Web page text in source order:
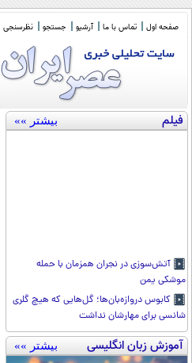
صفحه اول تماس با ما آرشیو جستجو نظرسنجی
فیلم بیشتر »»
آتش‌سوزی در نجران همزمان با حمله
موشکی یمن
کابوس دروازه‌بان‌ها؛ گل‌هایی که هیچ گلری
شانسی برای مهارشان نداشت
آموزش زبان انگلیسی بیشتر »»